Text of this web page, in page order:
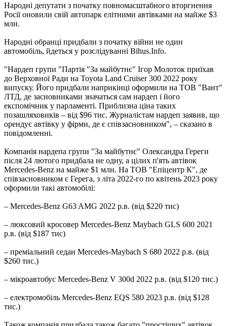
Народні депутати з початку повномасштабного вторгнення
Росії оновили свій автопарк елітними автівками на майже $3
млн.
Народні обранці придбали з початку війни не один
автомобіль, йдеться у розслідуванні Bihus.Info.
"Нардеп групи "Партія "За майбутнє" Ігор Молоток приїхав
до Верховної Ради на Toyota Land Cruiser 300 2022 року
випуску. Його придбали наприкінці оформили на ТОВ "Вант"
ЛТД, де засновниками значаться сам нардеп і його
експомічник у парламенті. Приблизна ціна таких
позашляховиків – від $96 тис. Журналістам нардеп заявив, що
орендує автівку у фірми, де є співзасновником", – сказано в
повідомленні.
Компанія нардепа групи "За майбутнє" Олександра Гереги
після 24 лютого придбала не одну, а цілих п'ять автівок
Mercedes-Benz на майже $1 млн. На ТОВ "Епіцентр К", де
співзасновником є Герега, з літа 2022-го по квітень 2023 року
оформили такі автомобілі:
– Mercedes-Benz G63 AMG 2022 р.в. (від $220 тис)
– люксовий кросовер Mercedes-Benz Maybach GLS 600 2021
р.в. (від $187 тис)
– преміальний седан Mercedes-Maybach S 680 2022 р.в. (від
$260 тис.)
– мікроавтобус Mercedes-Benz V 300d 2022 р.в. (від $120 тис.)
– електромобіль Mercedes-Benz EQS 580 2023 р.в. (від $128
тис.)